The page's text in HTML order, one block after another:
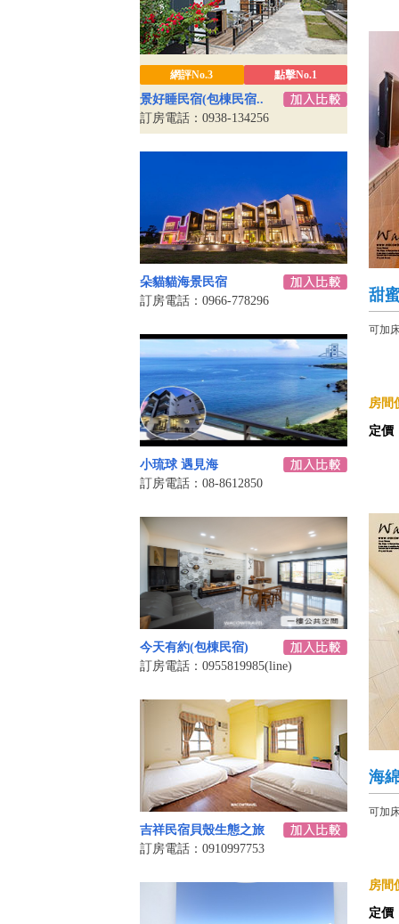
網評No.3 點擊No.1
景好睡民宿(包棟民宿..
訂房電話：0938-134256
朵貓貓海景民宿
訂房電話：0966-778296
小琉球 遇見海
訂房電話：08-8612850
今天有約(包棟民宿)
訂房電話：0955819985(line)
吉祥民宿貝殼生態之旅
訂房電話：0910997753
甜
可加
房間
定價
海
可加
房間
定價